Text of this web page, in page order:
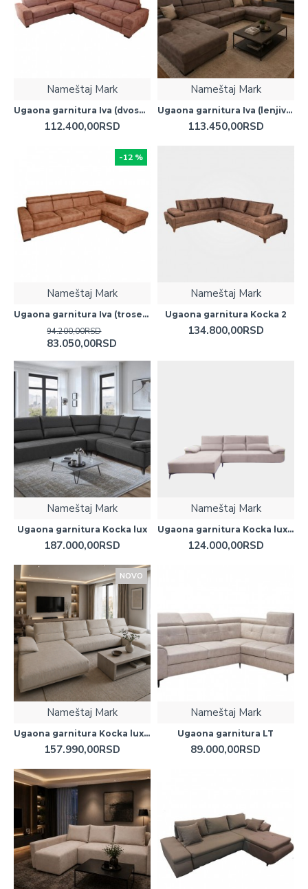
Nameštaj Mark
Ugaona garnitura Iva (dvosed ugao trosed)
112.400,00RSD
Nameštaj Mark
Ugaona garnitura Iva (lenjivac trosed lenjivac)
113.450,00RSD
-12 %
Nameštaj Mark
Ugaona garnitura Iva (trosed lenjivac)
83.050,00RSD
94.200,00RSD
Nameštaj Mark
Ugaona garnitura Kocka 2
134.800,00RSD
Nameštaj Mark
Ugaona garnitura Kocka lux
187.000,00RSD
Nameštaj Mark
Ugaona garnitura Kocka lux (lenjivac i trosed)
124.000,00RSD
NOVO
Nameštaj Mark
Ugaona garnitura Kocka lux 2L
157.990,00RSD
Nameštaj Mark
Ugaona garnitura LT
89.000,00RSD